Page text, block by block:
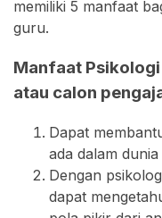
memiliki 5 manfaat
guru.
Manfaat
atau calon
Dapat
ada dalam
Dengan
dapat